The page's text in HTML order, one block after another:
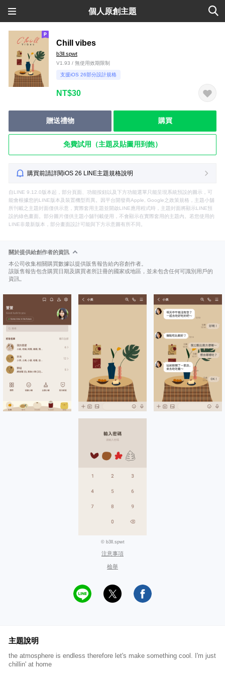
個人原創主題
Chill vibes
b3ll.spwt
V1.93 / 無使用效期限制
支援iOS 26部分設計規格
NT$30
贈送禮物 購買
免費試用（主題及貼圖用到飽）
購買前請詳閱iOS 26 LINE主題規格說明
自LINE 9.12.0版本起，部分頁面、功能按鈕以及下方功能選單只能呈現系統預設的圖示，可
能會根據您的LINE版本及裝置機型而異。因平台開發商Apple, Google之政策規格，主題小舖
所刊載之主題封面僅供示意，實際套用主題並開啟LINE應用程式時，主題封面將顯示LINE預
設的綠色畫面。部分圖片僅供主題小舖刊載使用，不會顯示在實際套用的主題內。若您使用的
LINE非最新版本，部分畫面設計可能與下方示意圖有所不同。
關於提供給創作者的資訊
本公司收集相關購買數據以提供販售報告給內容創作者。
該販售報告包含購買日期及購買者所註冊的國家或地區，並未包含任何可識別用戶的
資訊。
© b3ll.spwt
注意事項
檢舉
主題說明
the atmosphere is endless therefore let's make something cool. I'm just
chillin' at home